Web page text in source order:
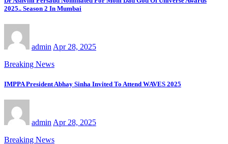
2025.. Season 2 In Mumbai
admin Apr 28, 2025
Breaking News
IMPPA President Abhay Sinha Invited To Attend WAVES 2025
admin Apr 28, 2025
Breaking News